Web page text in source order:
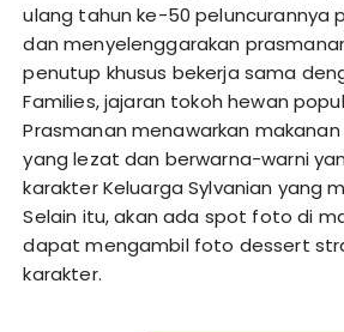
ulang tahun ke-50 peluncurannya
dan menyelenggarakan
penutup khusus bekerja sama
Families, jajaran tokoh hewan
Prasmanan menawarkan
yang lezat dan berwarna-warni
karakter Keluarga Sylvanian yang
Selain itu, akan ada spot foto di
dapat mengambil foto dessert
karakter.